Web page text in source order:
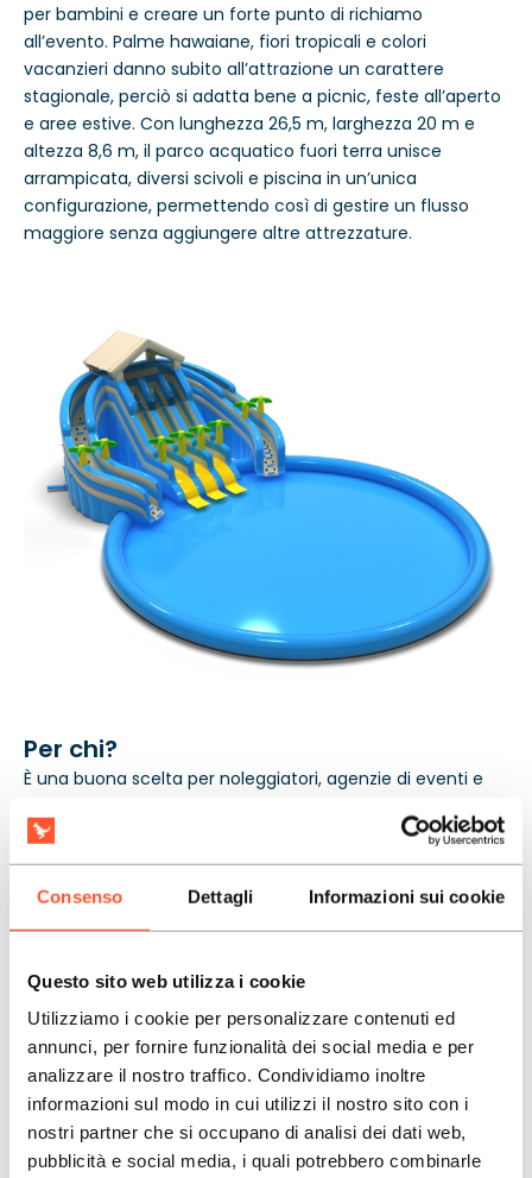
Consenso Dettagli Informazioni sui cookie
Questo sito web utilizza i cookie
Utilizziamo i cookie per personalizzare contenuti ed
annunci, per fornire funzionalità dei social media e per
analizzare il nostro traffico. Condividiamo inoltre
informazioni sul modo in cui utilizzi il nostro sito con i
nostri partner che si occupano di analisi dei dati web,
pubblicità e social media, i quali potrebbero combinarle
per bambini e creare un forte punto di richiamo
all’evento. Palme hawaiane, fiori tropicali e colori
vacanzieri danno subito all’attrazione un carattere
stagionale, perciò si adatta bene a picnic, feste all’aperto
e aree estive. Con lunghezza 26,5 m, larghezza 20 m e
altezza 8,6 m, il parco acquatico fuori terra unisce
arrampicata, diversi scivoli e piscina in un’unica
configurazione, permettendo così di gestire un flusso
maggiore senza aggiungere altre attrezzature.
Per chi?
È una buona scelta per noleggiatori, agenzie di eventi e
allestimenti outdoor e hanno bisogno di un’unica
attrazione per bambini dai 4 anni in su. Questo formato
funziona bene sia nel noleggio per l’intera giornata sia
come punto principale di un’area acquatica a
l’accesso a eventi cittadini, scolastici e aziendali con
requisiti formali. La garanzia di 3 anni offre prevedibilità
dei costi e tutela l’investimento per le stagioni successive.